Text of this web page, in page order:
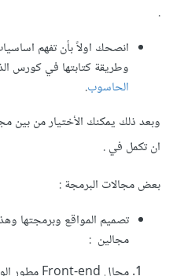
انصحك اولاً بأن تفهم
وطريقة كتابتها في كورس
الحاسوب.
وبعد ذلك يمكنك الأختيار من بين
ان تكمل في .
بعض مجالات البرمجة :
تصميم المواقع وبرمجتها
مجالين :